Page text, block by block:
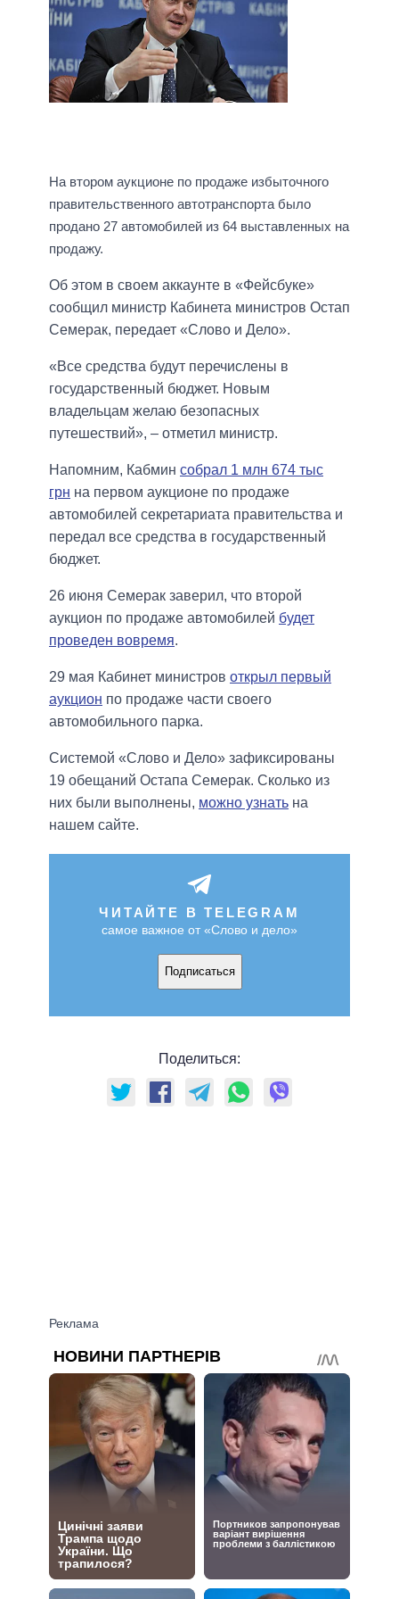
На втором аукционе по продаже избыточного
правительственного автотранспорта было
продано 27 автомобилей из 64 выставленных на
продажу.
Об этом в своем аккаунте в «Фейсбуке»
сообщил министр Кабинета министров Остап
Семерак, передает «Слово и Дело».
«Все средства будут перечислены в
государственный бюджет. Новым
владельцам желаю безопасных
путешествий», – отметил министр.
Напомним, Кабмин собрал 1 млн 674 тыс
грн на первом аукционе по продаже
автомобилей секретариата правительства и
передал все средства в государственный
бюджет.
26 июня Семерак заверил, что второй
аукцион по продаже автомобилей будет
проведен вовремя.
29 мая Кабинет министров открыл первый
аукцион по продаже части своего
автомобильного парка.
Системой «Слово и Дело» зафиксированы
19 обещаний Остапа Семерак. Сколько из
них были выполнены, можно узнать на
нашем сайте.
ЧИТАЙТЕ В TELEGRAM
самое важное от «Слово и дело»
Подписаться
Поделиться: